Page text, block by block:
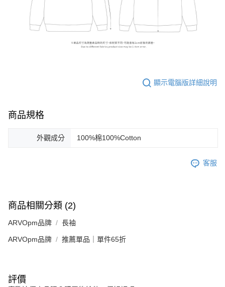
顯示電腦版詳細說明
商品規格
外觀成分 100%棉100%Cotton
客服
商品相關分類 (2)
ARVOpm品牌 長袖
ARVOpm品牌 推薦單品｜單件65折
評價